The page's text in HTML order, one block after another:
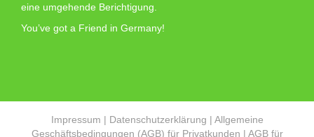
eine umgehende Berichtigung.
You’ve got a Friend in Germany!
Impressum | Datenschutzerklärung | Allgemeine
Geschäftsbedingungen (AGB) für Privatkunden | AGB für